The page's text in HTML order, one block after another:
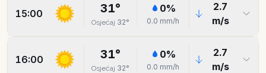
15:00 31°
Osjećaj 32°
0%
0.0 mm/h
2.7
m/s
16:00 31°
Osjećaj 32°
0%
0.0 mm/h
2.7
m/s